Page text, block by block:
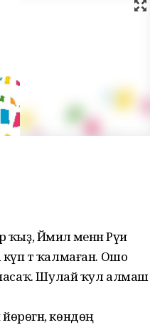
Йәмилә менән Рәүиә
тә ҡалмаған. Ошо
Шулай ҡул алмаш
көндөң